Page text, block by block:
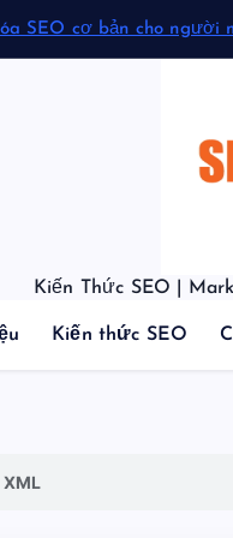
SEO cơ bản cho người
Kiến Thức SEO |
Kiến thức SEO